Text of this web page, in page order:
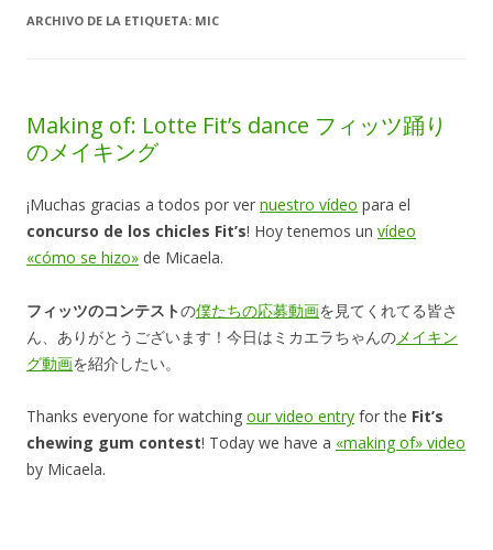
ARCHIVO DE LA ETIQUETA: MIC
Making of: Lotte Fit’s dance フィッツ踊り
のメイキング
¡Muchas gracias a todos por ver nuestro vídeo para el
concurso de los chicles Fit’s! Hoy tenemos un vídeo
«cómo se hizo» de Micaela.
フィッツのコンテストの僕たちの応募動画を見てくれてる皆さ
ん、ありがとうございます！今日はミカエラちゃんのメイキン
グ動画を紹介したい。
Thanks everyone for watching our video entry for the Fit’s
chewing gum contest! Today we have a «making of» video
by Micaela.